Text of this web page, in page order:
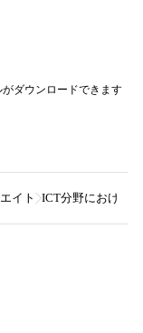
ダウンロードできます
イト ICT分野における